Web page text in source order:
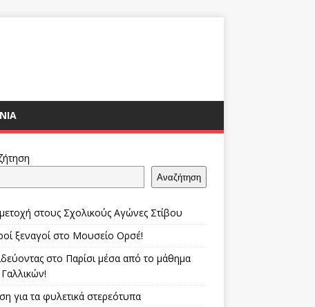
Αναζήτηση
στους Σχολικούς Αγώνες Στίβου
ξεναγοί στο Μουσείο Ορσέ!
στο Παρίσι μέσα από το μάθημα
για τα φυλετικά στερεότυπα